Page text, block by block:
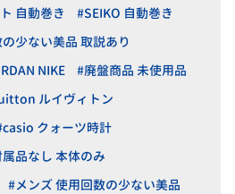
自動巻き
#SEIKO 自動巻き
少ない美品 取説あり
NIKE
#廃盤商品 未使用品
ルイヴィトン
クォーツ時計
品なし 本体のみ
#メンズ 使用回数の少ない美品